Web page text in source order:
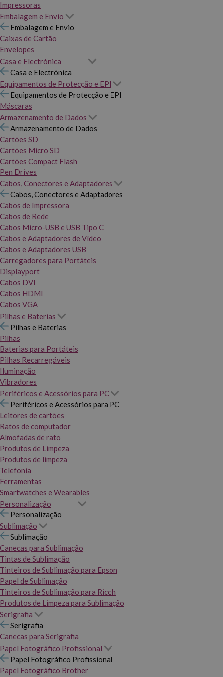
Impressoras
Embalagem e Envio
Embalagem e Envio
Caixas de Cartão
Envelopes
Casa e Electrónica
Casa e Electrónica
Equipamentos de Protecção e EPI
Equipamentos de Protecção e EPI
Máscaras
Armazenamento de Dados
Armazenamento de Dados
Cartões SD
Cartões Micro SD
Cartões Compact Flash
Pen Drives
Cabos, Conectores e Adaptadores
Cabos, Conectores e Adaptadores
Cabos de Impressora
Cabos de Rede
Cabos Micro-USB e USB Tipo C
Cabos e Adaptadores de Vídeo
Cabos e Adaptadores USB
Carregadores para Portáteis
Displayport
Cabos DVI
Cabos HDMI
Cabos VGA
Pilhas e Baterias
Pilhas e Baterias
Pilhas
Baterias para Portáteis
Pilhas Recarregáveis
Iluminação
Vibradores
Periféricos e Acessórios para PC
Periféricos e Acessórios para PC
Leitores de cartões
Ratos de computador
Almofadas de rato
Produtos de Limpeza
Produtos de limpeza
Telefonia
Ferramentas
Smartwatches e Wearables
Personalização
Personalização
Sublimação
Sublimação
Canecas para Sublimação
Tintas de Sublimação
Tinteiros de Sublimação para Epson
Papel de Sublimação
Tinteiros de Sublimação para Ricoh
Produtos de Limpeza para Sublimação
Serigrafia
Serigrafia
Canecas para Serigrafia
Papel Fotográfico Profissional
Papel Fotográfico Profissional
Papel Fotográfico Brother